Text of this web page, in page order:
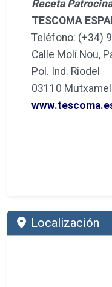
Receta
TESCOMA
Teléfono: (+34)
Calle Molí Nou,
Pol. Ind. Riodel
03110
Localización